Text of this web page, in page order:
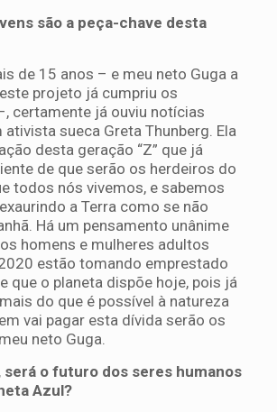
são a peça-chave desta
de 15 anos – e meu neto Guga a
projeto já cumpriu os
certamente já ouviu notícias
sueca Greta Thunberg. Ela
desta geração “Z” que já
de que serão os herdeiros do
todos nós vivemos, e sabemos
a Terra como se não
Há um pensamento unânime
homens e mulheres adultos
estão tomando emprestado
que o planeta dispõe hoje, pois já
do que é possível à natureza
vai pagar esta dívida serão os
neto Guga.
será o futuro dos seres humanos
Azul?